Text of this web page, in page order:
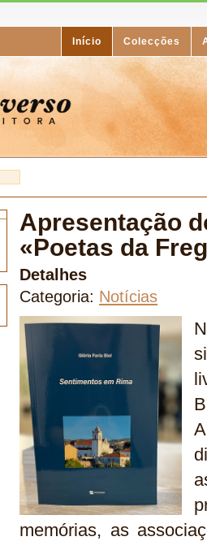
Início Colecções
Apresentação
«Poetas da
Detalhes
Categoria: Notícias
memórias, as